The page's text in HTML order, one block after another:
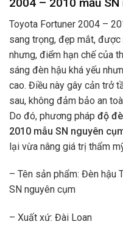
Toyota Fortuner 2004 –
sang trọng, đẹp mắt,
nhưng, điểm hạn chế của
sáng đèn hậu khá yếu
cao. Điều này gây cản trở
sau, không đảm bảo an
Do đó, phương pháp độ
2010 mẫu SN nguyên
lại vừa nâng giá trị thẩm
– Tên sản phẩm: Đèn hậu
SN nguyên cụm
– Xuất xứ: Đài Loan